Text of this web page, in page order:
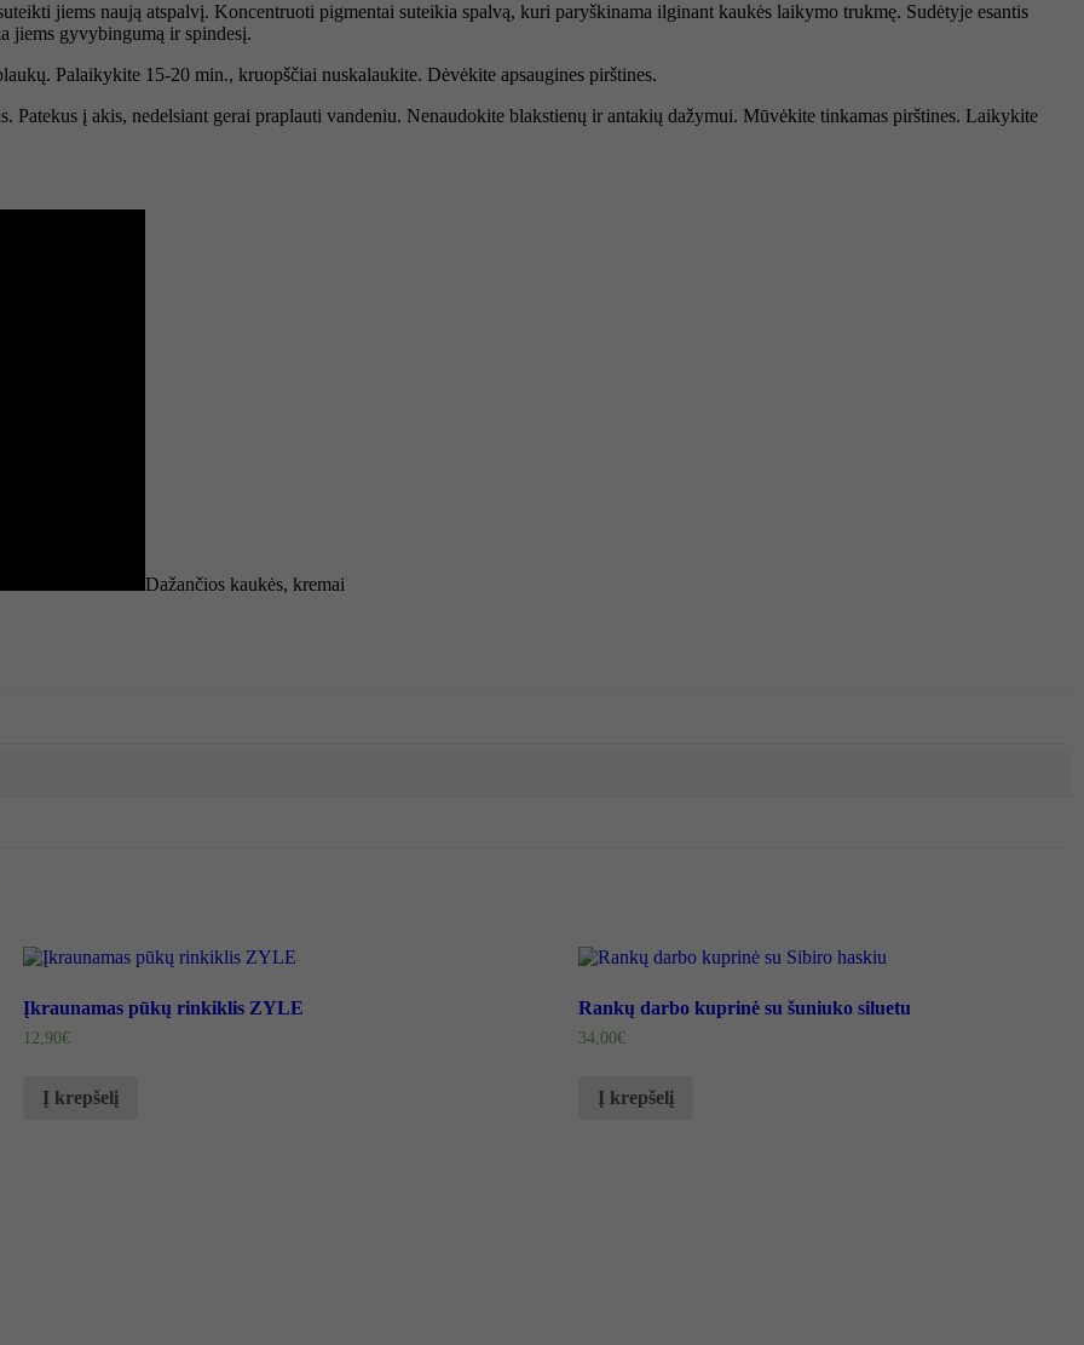
jiems naują atspalvį. Koncentruoti pigmentai suteikia spalvą, kuri paryškinama ilginant kaukės laikymo trukmę. Sudėtyje esantis
jiems gyvybingumą ir spindesį.
Palaikykite 15-20 min., kruopščiai nuskalaukite. Dėvėkite apsaugines pirštines.
Patekus į akis, nedelsiant gerai praplauti vandeniu. Nenaudokite blakstienų ir antakių dažymui. Mūvėkite tinkamas pirštines. Laikykite
Dažančios kaukės, kremai
Įkraunamas pūkų rinkiklis ZYLE
12,90€
Į krepšelį
Rankų darbo kuprinė su šuniuko siluetu
34,00€
Į krepšelį